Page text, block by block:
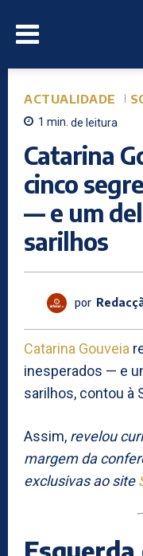
ACTUALIDADE
1 min. de leitura
Catarina
cinco
— e um
sarilhos
por
Catarina Gouveia
inesperados — e
sarilhos, contou à
Assim, revelou
margem da
exclusivas ao site